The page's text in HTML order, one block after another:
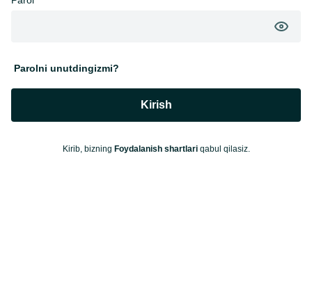
Parolni unutdingizmi?
Kirish
Kirib, bizning Foydalanish shartlariqabul qilasiz.